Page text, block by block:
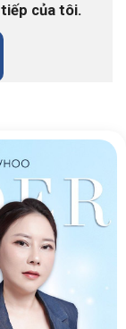
của tôi.